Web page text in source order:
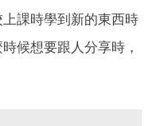
上課時學到新的東西時
候想要跟人分享時，